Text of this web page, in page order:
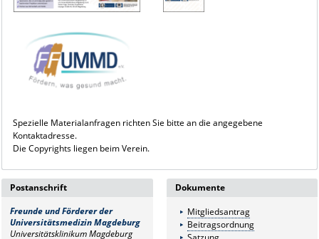
Spezielle Materialanfragen richten Sie bitte an die angegebene
Kontaktadresse.
Die Copyrights liegen beim Verein.
Postanschrift
Freunde und Fördererder
Universitätsmedizin Magdeburg
Universitätsklinikum Magdeburg
Dokumente
Mitgliedsantrag
Beitragsordnung